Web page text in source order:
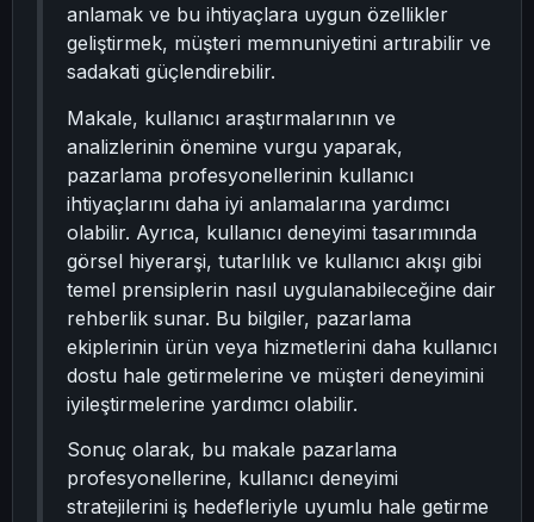
anlamak ve bu ihtiyaçlara uygun özellikler
geliştirmek, müşteri memnuniyetini artırabilir ve
sadakati güçlendirebilir.
Makale, kullanıcı araştırmalarının ve
analizlerinin önemine vurgu yaparak,
pazarlama profesyonellerinin kullanıcı
ihtiyaçlarını daha iyi anlamalarına yardımcı
olabilir. Ayrıca, kullanıcı deneyimi tasarımında
görsel hiyerarşi, tutarlılık ve kullanıcı akışı gibi
temel prensiplerin nasıl uygulanabileceğine dair
rehberlik sunar. Bu bilgiler, pazarlama
ekiplerinin ürün veya hizmetlerini daha kullanıcı
dostu hale getirmelerine ve müşteri deneyimini
iyileştirmelerine yardımcı olabilir.
Sonuç olarak, bu makale pazarlama
profesyonellerine, kullanıcı deneyimi
stratejilerini iş hedefleriyle uyumlu hale getirme